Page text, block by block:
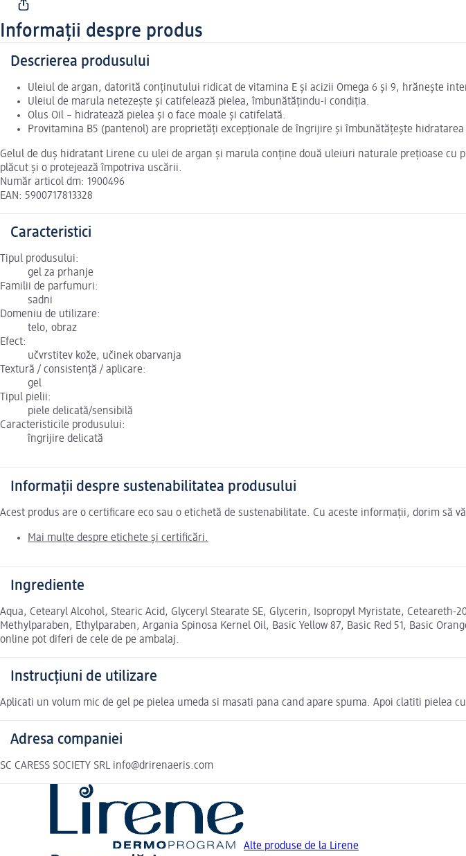
Informații despre produs
Descrierea produsului
Uleiul de argan, datorită conţinutului ridicat de vitamina E şi acizii Omega 6 și 9, hrăneşte
Uleiul de marula netezeşte şi catifelează pielea, îmbunătăţindu-i condiţia.
Olus Oil – hidratează pielea şi o face moale şi catifelată.
Provitamina B5 (pantenol) are proprietăţi excepţionale de îngrijire şi îmbunătăţeşte hidratarea
Gelul de duş hidratant Lirene cu ulei de argan şi marula conţine două uleiuri naturale preţioase
plăcut şi o protejează împotriva uscării.
Număr articol dm: 1900496
EAN: 5900717813328
Caracteristici
Tipul produsului:
gel za prhanje
Familii de parfumuri:
sadni
Domeniu de utilizare:
telo, obraz
Efect:
učvrstitev kože, učinek obarvanja
Textură / consistență / aplicare:
gel
Tipul pielii:
piele delicată/sensibilă
Caracteristicile produsului:
îngrijire delicată
Informații despre sustenabilitatea produsului
Acest produs are o certificare eco sau o etichetă de sustenabilitate. Cu aceste informații, dorim să
Mai multe despre etichete și certificări.
Ingrediente
Aqua, Cetearyl Alcohol, Stearic Acid, Glyceryl Stearate SE, Glycerin, Isopropyl Myristate,
Methylparaben, Ethylparaben, Argania Spinosa Kernel Oil, Basic Yellow 87, Basic Red 51, Basic
online pot diferi de cele de pe ambalaj.
Instrucțiuni de utilizare
Aplicati un volum mic de gel pe pielea umeda si masati pana cand apare spuma. Apoi clatiti pielea
Adresa companiei
SC CARESS SOCIETY SRL info@drirenaeris.com
Alte produse de la Lirene